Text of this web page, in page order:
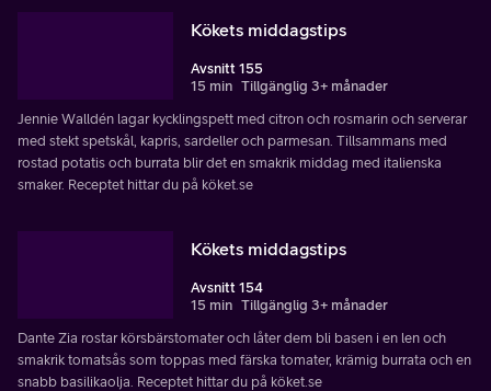
Kökets middagstips
Avsnitt 155
15 min Tillgänglig 3+ månader
Jennie Walldén lagar kycklingspett med citron och rosmarin och serverar
med stekt spetskål, kapris, sardeller och parmesan. Tillsammans med
rostad potatis och burrata blir det en smakrik middag med italienska
smaker. Receptet hittar du på köket.se
Kökets middagstips
Avsnitt 154
15 min Tillgänglig 3+ månader
Dante Zia rostar körsbärstomater och låter dem bli basen i en len och
smakrik tomatsås som toppas med färska tomater, krämig burrata och en
snabb basilikaolja. Receptet hittar du på köket.se